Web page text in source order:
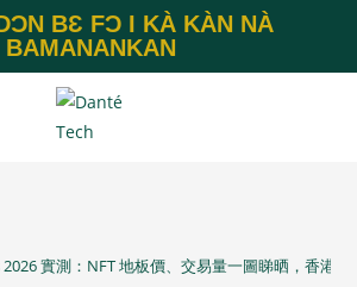
BƐ FƆ I KÀ KÀN NÀ
BAMANANKAN
2026 實測：NFT 地板價、交易量一圖睇晒，香港